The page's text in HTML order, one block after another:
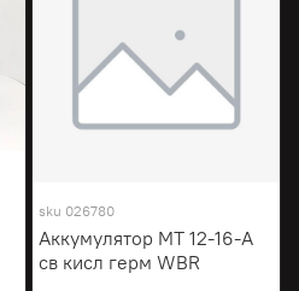
sku 026780
Аккумулятор МТ 12-16-A
св кисл герм WBR